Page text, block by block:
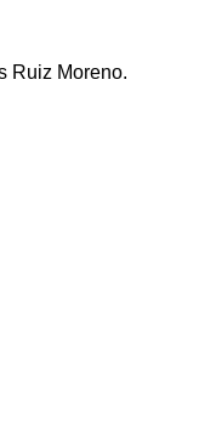
Ruiz Moreno.